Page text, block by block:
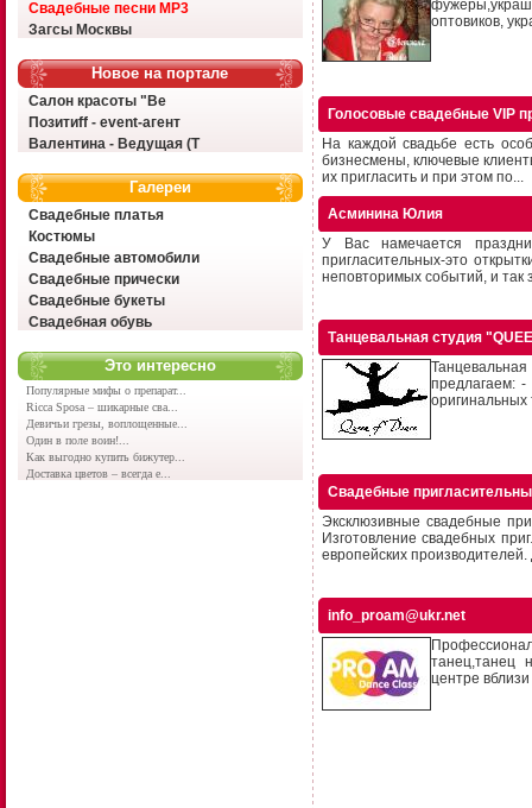
Свадебные песни MP3
Загсы Москвы
Новое на портале
Салон красоты "Ве
Позитиff - event-агент
Валентина - Ведущая (Т
Галереи
Свадебные платья
Костюмы
Свадебные автомобили
Свадебные прически
Свадебные букеты
Свадебная обувь
Это интересно
Популярные мифы о препарат...
Ricca Sposa – шикарные сва...
Девичьи грезы, воплощенные...
Один в поле воин!...
Как выгодно купить бижутер...
Доставка цветов – всегда е...
оптовиков,
Голосовые свадебные VIP
На каждой свадьбе есть
бизнесмены, ключевые
их пригласить и при этом по...
Асминина Юлия
У Вас намечается
пригласительных-это
неповторимых событий, и так
Танцевальная студия
предлагаем: -
оригинальных
Свадебные
Эксклюзивные свадебные
Изготовление свадебных
европейских производителей.
info_proam@ukr.net
танец,танец
центре